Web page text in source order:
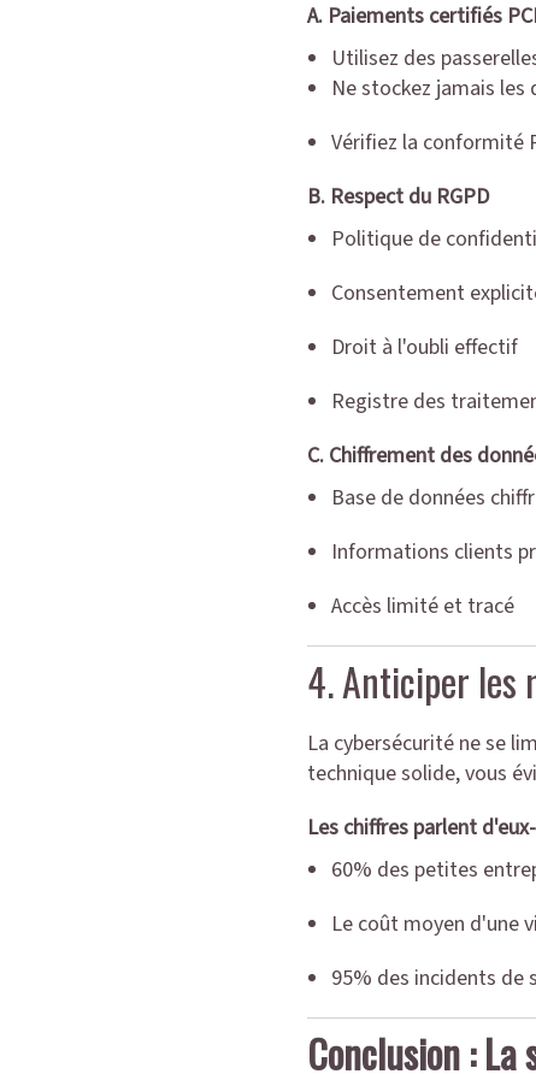
A. Paiements certifiés
Utilisez des
Ne stockez jamais les
Vérifiez la conformité
B. Respect du RGPD
Politique de
Consentement
Droit à l'oubli effectif
Registre des
C. Chiffrement des
Base de données
Informations clients
Accès limité et tracé
4. Anticiper les
La cybersécurité ne se
technique solide, vous
Les chiffres parlent
60% des petites
Le coût moyen d'une
95% des incidents de
Conclusion :